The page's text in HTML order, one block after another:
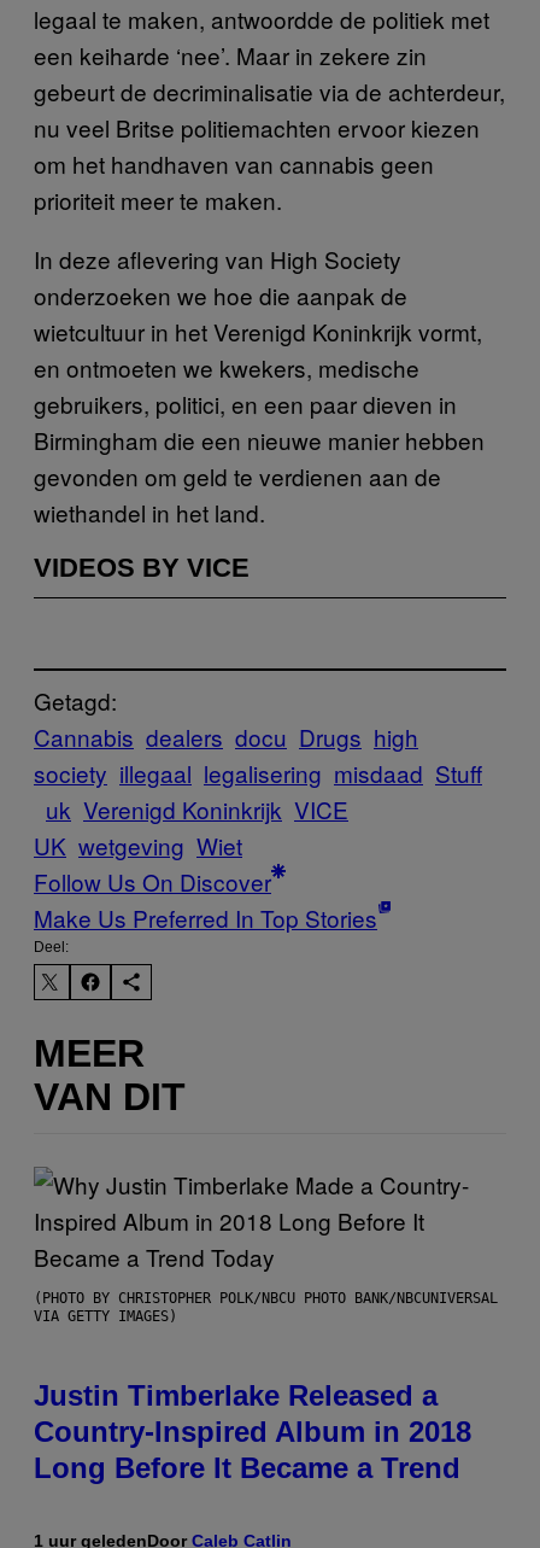
legaal te maken, antwoordde de politiek met
een keiharde ‘nee’. Maar in zekere zin
gebeurt de decriminalisatie via de achterdeur,
nu veel Britse politiemachten ervoor kiezen
om het handhaven van cannabis geen
prioriteit meer te maken.
In deze aflevering van High Society
onderzoeken we hoe die aanpak de
wietcultuur in het Verenigd Koninkrijk vormt,
en ontmoeten we kwekers, medische
gebruikers, politici, en een paar dieven in
Birmingham die een nieuwe manier hebben
gevonden om geld te verdienen aan de
wiethandel in het land.
VIDEOS BY VICE
Getagd:
Cannabis dealers docu Drugs high
society illegaal legalisering misdaad Stuff
uk Verenigd Koninkrijk VICE
UK wetgeving Wiet
Follow Us On Discover
Make Us Preferred In Top Stories
Deel:
MEER
VAN DIT
(PHOTO BY CHRISTOPHER POLK/NBCU PHOTO BANK/NBCUNIVERSAL
VIA GETTY IMAGES)
Justin Timberlake Released a
Country-Inspired Album in 2018
Long Before It Became a Trend
1 uur geledenDoorCaleb Catlin